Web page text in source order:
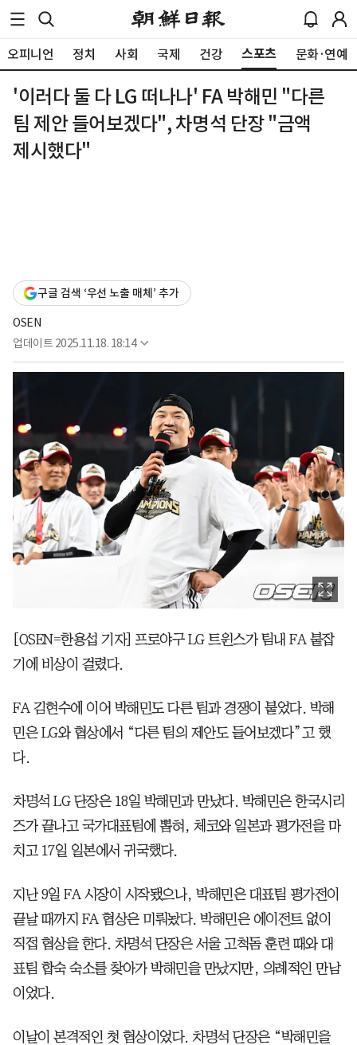
오피니언 정치 사회 국제 건강 스포츠 문화·연예
'이러다 둘 다 LG 떠나나' FA 박해민 "다른
팀 제안 들어보겠다", 차명석 단장 "금액
제시했다"
구글 검색 ‘우선 노출 매체’ 추가
OSEN
업데이트 2025.11.18. 18:14
[OSEN=한용섭 기자] 프로야구 LG 트윈스가 팀내 FA 붙잡
기에 비상이 걸렸다.
FA 김현수에 이어 박해민도 다른 팀과 경쟁이 붙었다. 박해
민은 LG와 협상에서 “다른 팀의 제안도 들어보겠다”고 했
다.
차명석 LG 단장은 18일 박해민과 만났다. 박해민은 한국시리
즈가 끝나고 국가대표팀에 뽑혀, 체코와 일본과 평가전을 마
치고 17일 일본에서 귀국했다.
지난 9일 FA 시장이 시작됐으나, 박해민은 대표팀 평가전이
끝날 때까지 FA 협상은 미뤄놨다. 박해민은 에이전트 없이
직접 협상을 한다. 차명석 단장은 서울 고척돔 훈련 때와 대
표팀 합숙 숙소를 찾아가 박해민을 만났지만, 의례적인 만남
이었다.
이날이 본격적인 첫 협상이었다. 차명석 단장은 “박해민을